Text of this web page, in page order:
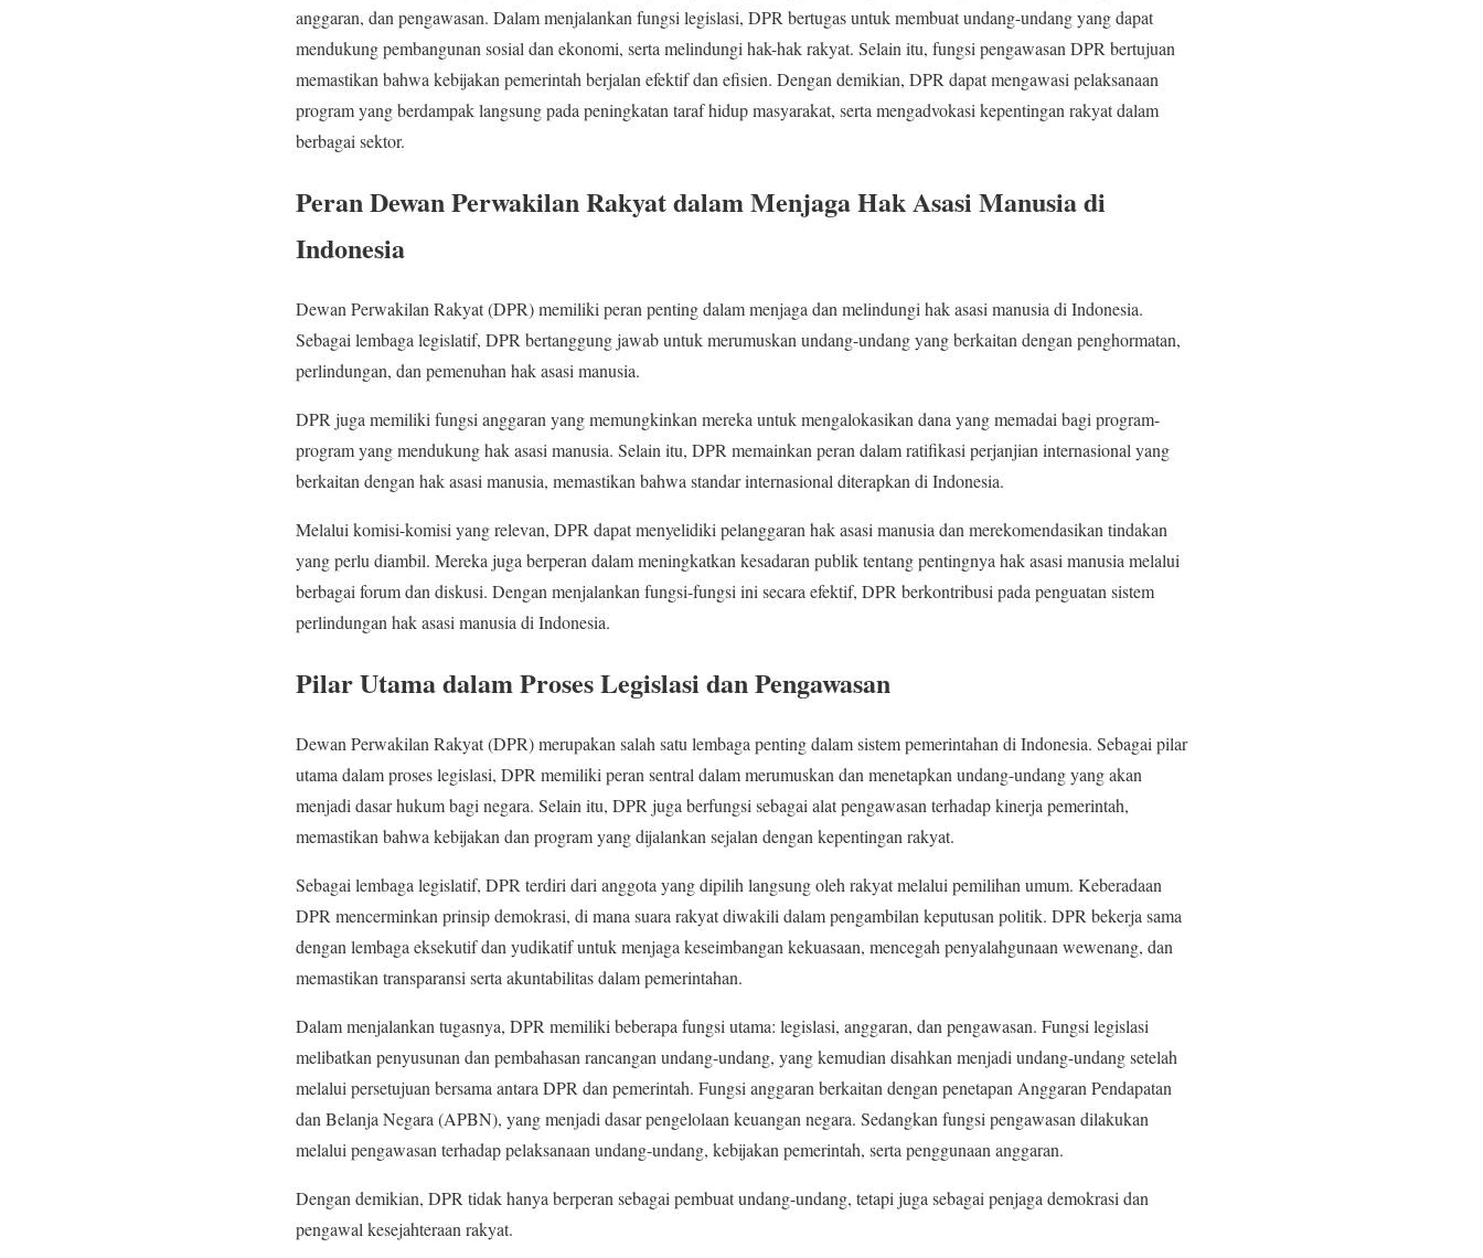
anggaran, dan pengawasan. Dalam menjalankan fungsi legislasi, DPR bertugas untuk membuat undang-undang yang dapat
mendukung pembangunan sosial dan ekonomi, serta melindungi hak-hak rakyat. Selain itu, fungsi pengawasan DPR bertujuan
memastikan bahwa kebijakan pemerintah berjalan efektif dan efisien. Dengan demikian, DPR dapat mengawasi pelaksanaan
program yang berdampak langsung pada peningkatan taraf hidup masyarakat, serta mengadvokasi kepentingan rakyat dalam
berbagai sektor.
Peran Dewan Perwakilan Rakyat dalam Menjaga Hak Asasi Manusia di
Indonesia
Dewan Perwakilan Rakyat (DPR) memiliki peran penting dalam menjaga dan melindungi hak asasi manusia di Indonesia.
Sebagai lembaga legislatif, DPR bertanggung jawab untuk merumuskan undang-undang yang berkaitan dengan penghormatan,
perlindungan, dan pemenuhan hak asasi manusia.
DPR juga memiliki fungsi anggaran yang memungkinkan mereka untuk mengalokasikan dana yang memadai bagi program-
program yang mendukung hak asasi manusia. Selain itu, DPR memainkan peran dalam ratifikasi perjanjian internasional yang
berkaitan dengan hak asasi manusia, memastikan bahwa standar internasional diterapkan di Indonesia.
Melalui komisi-komisi yang relevan, DPR dapat menyelidiki pelanggaran hak asasi manusia dan merekomendasikan tindakan
yang perlu diambil. Mereka juga berperan dalam meningkatkan kesadaran publik tentang pentingnya hak asasi manusia melalui
berbagai forum dan diskusi. Dengan menjalankan fungsi-fungsi ini secara efektif, DPR berkontribusi pada penguatan sistem
perlindungan hak asasi manusia di Indonesia.
Pilar Utama dalam Proses Legislasi dan Pengawasan
Dewan Perwakilan Rakyat (DPR) merupakan salah satu lembaga penting dalam sistem pemerintahan di Indonesia. Sebagai pilar
utama dalam proses legislasi, DPR memiliki peran sentral dalam merumuskan dan menetapkan undang-undang yang akan
menjadi dasar hukum bagi negara. Selain itu, DPR juga berfungsi sebagai alat pengawasan terhadap kinerja pemerintah,
memastikan bahwa kebijakan dan program yang dijalankan sejalan dengan kepentingan rakyat.
Sebagai lembaga legislatif, DPR terdiri dari anggota yang dipilih langsung oleh rakyat melalui pemilihan umum. Keberadaan
DPR mencerminkan prinsip demokrasi, di mana suara rakyat diwakili dalam pengambilan keputusan politik. DPR bekerja sama
dengan lembaga eksekutif dan yudikatif untuk menjaga keseimbangan kekuasaan, mencegah penyalahgunaan wewenang, dan
memastikan transparansi serta akuntabilitas dalam pemerintahan.
Dalam menjalankan tugasnya, DPR memiliki beberapa fungsi utama: legislasi, anggaran, dan pengawasan. Fungsi legislasi
melibatkan penyusunan dan pembahasan rancangan undang-undang, yang kemudian disahkan menjadi undang-undang setelah
melalui persetujuan bersama antara DPR dan pemerintah. Fungsi anggaran berkaitan dengan penetapan Anggaran Pendapatan
dan Belanja Negara (APBN), yang menjadi dasar pengelolaan keuangan negara. Sedangkan fungsi pengawasan dilakukan
melalui pengawasan terhadap pelaksanaan undang-undang, kebijakan pemerintah, serta penggunaan anggaran.
Dengan demikian, DPR tidak hanya berperan sebagai pembuat undang-undang, tetapi juga sebagai penjaga demokrasi dan
pengawal kesejahteraan rakyat.